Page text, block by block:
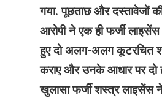
गया. पूछताछ और दस्तावेजों
आरोपी ने एक ही फर्जी
हुए दो अलग-अलग कूटरचित
कराए और उनके आधार पर दो
खुलासा फर्जी शस्त्र लाइसेंस